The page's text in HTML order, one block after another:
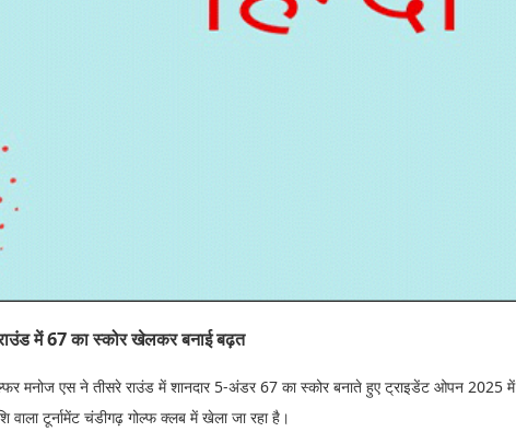
में 67 का स्कोर खेलकर बनाई बढ़त
मनोज एस ने तीसरे राउंड में शानदार 5-अंडर 67 का स्कोर बनाते हुए ट्राइडेंट ओपन 2025 में
टूर्नामेंट चंडीगढ़ गोल्फ क्लब में खेला जा रहा है।